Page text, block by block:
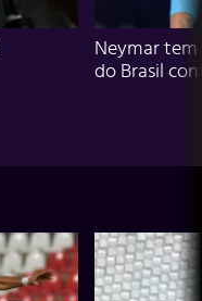
Neymar
do Brasil